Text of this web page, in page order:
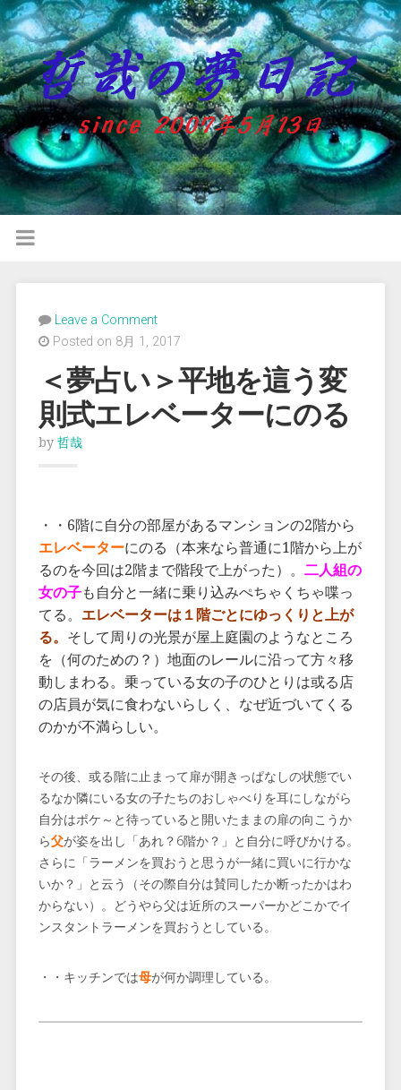
Leave a Comment
Posted on 8月 1, 2017
＜夢占い＞平地を這う変
則式エレベーターにのる
by 哲哉
・・6階に自分の部屋があるマンションの2階から
エレベーターにのる（本来なら普通に1階から上が
るのを今回は2階まで階段で上がった）。 二人組の
女の子も自分と一緒に乗り込みぺちゃくちゃ喋っ
てる。 エレベーターは１階ごとにゆっくりと上が
る。 そして周りの光景が屋上庭園のようなところ
を（何のための？）地面のレールに沿って方々移
動しまわる。乗っている女の子のひとりは或る店
の店員が気に食わないらしく、なぜ近づいてくる
のかが不満らしい。
その後、或る階に止まって扉が開きっぱなしの状態でい
るなか隣にいる女の子たちのおしゃべりを耳にしながら
自分はポケ～と待っていると開いたままの扉の向こうか
ら父が姿を出し「あれ？6階か？」と自分に呼びかける。
さらに「ラーメンを買おうと思うが一緒に買いに行かな
いか？」と云う（その際自分は賛同したか断ったかはわ
からない）。どうやら父は近所のスーパーかどこかでイ
ンスタントラーメンを買おうとしている。
・・キッチンでは母が何か調理している。